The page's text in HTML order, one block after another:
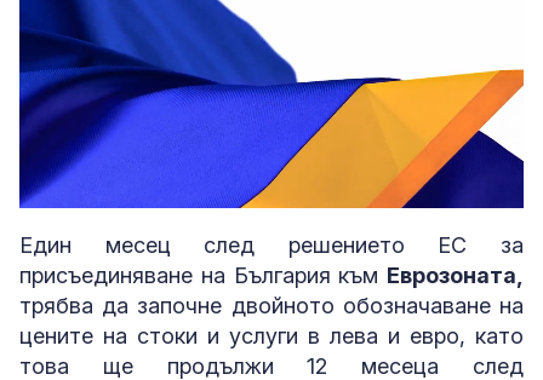
Един месец след решението ЕС за
присъединяване на България към Еврозоната,
трябва да започне двойното обозначаване на
цените на стоки и услуги в лева и евро, като
това ще продължи 12 месеца след